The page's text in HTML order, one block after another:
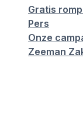
Gratis
Pers
Onze
Zeeman